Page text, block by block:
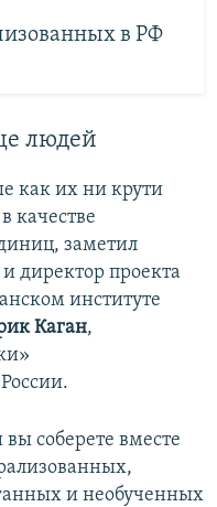
в РФ
людей
как их ни крути
качестве
заметил
директор проекта
институте
Каган,
вы соберете вместе
и необученных